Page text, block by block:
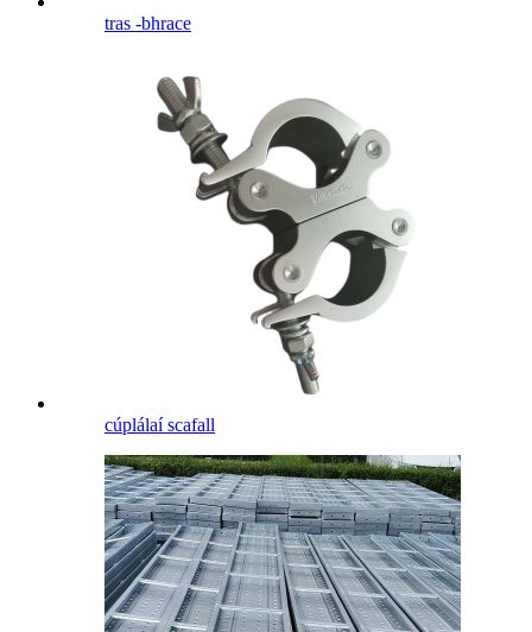
tras -bhrace
cúplálaí scafall